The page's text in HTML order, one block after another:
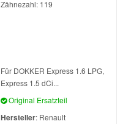
Zähnezahl: 119
Für DOKKER Express 1.6 LPG,
Express 1.5 dCi...
Original Ersatzteil
Hersteller: Renault